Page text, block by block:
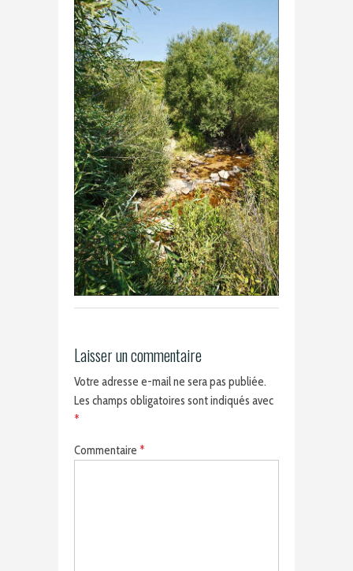
Laisser un commentaire
Votre adresse e-mail ne sera pas publiée.
Les champs obligatoires sont indiqués avec
*
Commentaire *